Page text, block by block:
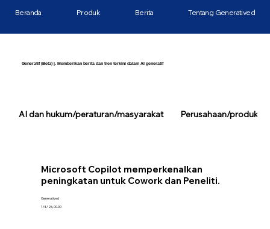
Generatif (Beta) |. Memberikan berita dan tren terkini dalam AI generatif
Microsoft Copilot memperkenalkan
peningkatan untuk Cowork dan Peneliti.
Generatived
1/4/26, 00.00
Beranda Produk Berita Tentang Generatived
AI dan hukum/peraturan/masyarakat Perusahaan/produk/